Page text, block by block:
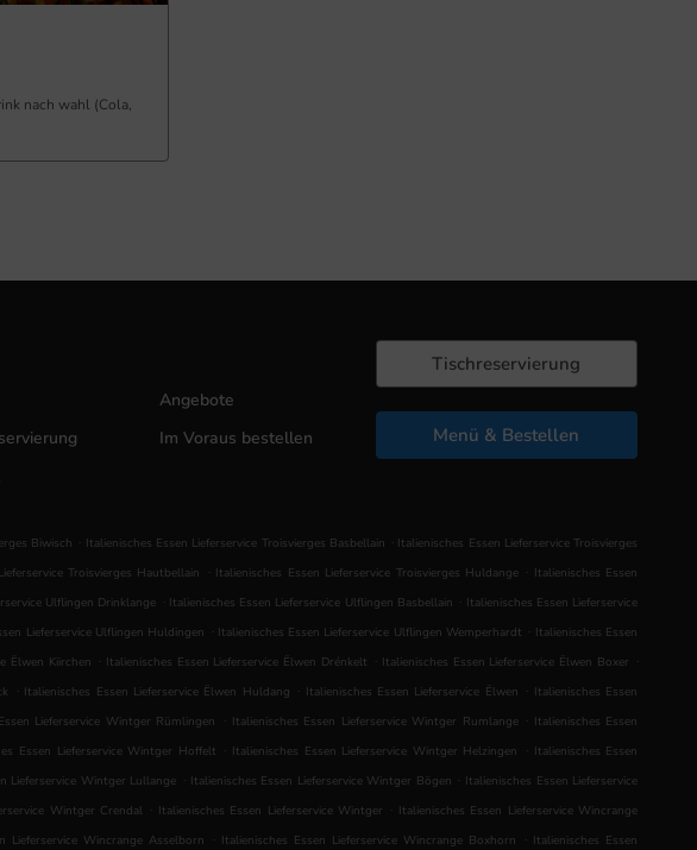
nach wahl (Cola,
Angebote
Im Voraus bestellen
Tischreservierung
Menü & Bestellen
Biwisch . Italienisches Essen Lieferservice Troisvierges Basbellain . Italienisches Essen Lieferservice Troisvierges
Troisvierges Hautbellain . Italienisches Essen Lieferservice Troisvierges Huldange . Italienisches Essen
Ulflingen Drinklange . Italienisches Essen Lieferservice Ulflingen Basbellain . Italienisches Essen Lieferservice
Lieferservice Ulflingen Huldingen . Italienisches Essen Lieferservice Ulflingen Wemperhardt . Italienisches Essen
Ëlwen Kiirchen . Italienisches Essen Lieferservice Ëlwen Drénkelt . Italienisches Essen Lieferservice Ëlwen Boxer .
. Italienisches Essen Lieferservice Ëlwen Huldang . Italienisches Essen Lieferservice Ëlwen . Italienisches Essen
Lieferservice Wintger Rümlingen . Italienisches Essen Lieferservice Wintger Rumlange . Italienisches Essen
Essen Lieferservice Wintger Hoffelt . Italienisches Essen Lieferservice Wintger Helzingen . Italienisches Essen
Lieferservice Wintger Lullange . Italienisches Essen Lieferservice Wintger Bögen . Italienisches Essen Lieferservice
Wintger Crendal . Italienisches Essen Lieferservice Wintger . Italienisches Essen Lieferservice Wincrange
Lieferservice Wincrange Asselborn . Italienisches Essen Lieferservice Wincrange Boxhorn . Italienisches Essen